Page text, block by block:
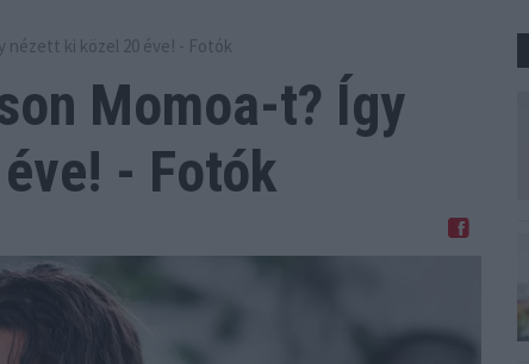
nézett ki közel 20 éve! - Fotók
Momoa-t? Így
- Fotók